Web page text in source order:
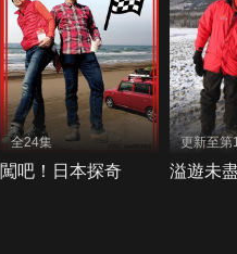
全24集
闖吧！日本探奇
更新至第
溢遊未